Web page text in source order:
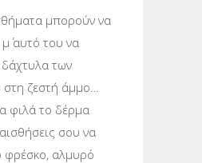
μπορούν να
αυτό του να
δάχτυλα των
ζεστή άμμο…
φιλά το δέρμα
σου να
φρέσκο, αλμυρό